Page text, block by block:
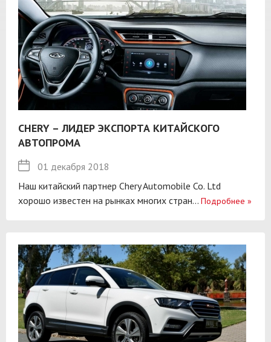
CHERY – ЛИДЕР ЭКСПОРТА КИТАЙСКОГО
АВТОПРОМА
01 декабря 2018
Наш китайский партнер Chery Automobile Co. Ltd
хорошо известен на рынках многих стран... Подробнее »